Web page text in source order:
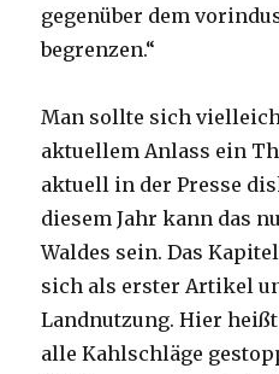
gegenüber dem
begrenzen.“
Man sollte sich
aktuellem Anlass ein
aktuell in der Presse
diesem Jahr kann das
Waldes sein. Das
sich als erster Artikel
Landnutzung. Hier heißt
alle Kahlschläge